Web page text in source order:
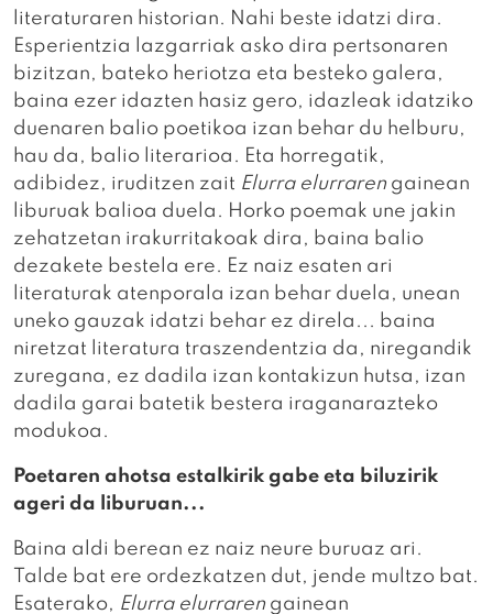
literaturaren historian. Nahi beste idatzi dira.
Esperientzia lazgarriak asko dira pertsonaren
bizitzan, bateko heriotza eta besteko galera,
baina ezer idazten hasiz gero, idazleak idatziko
duenaren balio poetikoa izan behar du helburu,
hau da, balio literarioa. Eta horregatik,
adibidez, iruditzen zait Elurra elurraren gainean
liburuak balioa duela. Horko poemak une jakin
zehatzetan irakurritakoak dira, baina balio
dezakete bestela ere. Ez naiz esaten ari
literaturak atenporala izan behar duela, unean
uneko gauzak idatzi behar ez direla... baina
niretzat literatura traszendentzia da, niregandik
zuregana, ez dadila izan kontakizun hutsa, izan
dadila garai batetik bestera iraganarazteko
modukoa.
Poetaren ahotsa estalkirik gabe eta biluzirik
ageri da liburuan...
Baina aldi berean ez naiz neure buruaz ari.
Talde bat ere ordezkatzen dut, jende multzo bat.
Esaterako, Elurra elurraren gainean